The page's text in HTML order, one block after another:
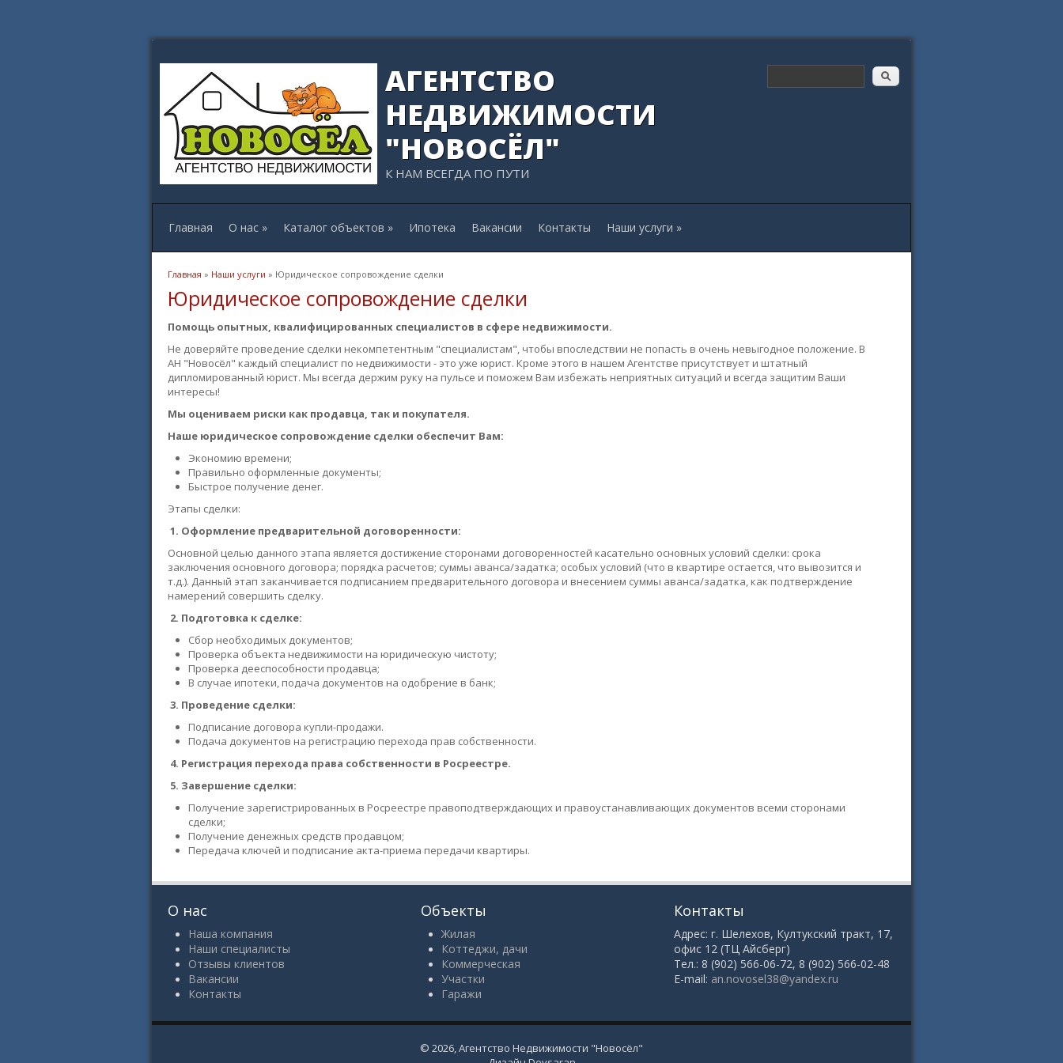
АГЕНТСТВО
НЕДВИЖИМОСТИ
"НОВОСЁЛ"
К НАМ ВСЕГДА ПО ПУТИ
Главная О нас » Каталог объектов » Ипотека Вакансии Контакты Наши услуги »
Вы здесь
Главная » Наши услуги » Юридическое сопровождение сделки
Юридическое сопровождение сделки
Помощь опытных, квалифицированных специалистов в сфере недвижимости.
Не доверяйте проведение сделки некомпетентным "специалистам", чтобы впоследствии не попасть в очень невыгодное положение. В
АН "Новосёл" каждый специалист по недвижимости - это уже юрист. Кроме этого в нашем Агентстве присутствует и штатный
дипломированный юрист. Мы всегда держим руку на пульсе и поможем Вам избежать неприятных ситуаций и всегда защитим Ваши
интересы!
Мы оцениваем риски как продавца, так и покупателя.
Наше юридическое сопровождение сделки обеспечит Вам:
Экономию времени;
Правильно оформленные документы;
Быстрое получение денег.
Этапы сделки:
1. Оформление предварительной договоренности:
Основной целью данного этапа является достижение сторонами договоренностей касательно основных условий сделки: срока
заключения основного договора; порядка расчетов; суммы аванса/задатка; особых условий (что в квартире остается, что вывозится и
т.д.). Данный этап заканчивается подписанием предварительного договора и внесением суммы аванса/задатка, как подтверждение
намерений совершить сделку.
2. Подготовка к сделке:
Сбор необходимых документов;
Проверка объекта недвижимости на юридическую чистоту;
Проверка дееспособности продавца;
В случае ипотеки, подача документов на одобрение в банк;
3. Проведение сделки:
Подписание договора купли-продажи.
Подача документов на регистрацию перехода прав собственности.
4. Регистрация перехода права собственности в Росреестре.
5. Завершение сделки:
Получение зарегистрированных в Росреестре правоподтверждающих и правоустанавливающих документов всеми сторонами
сделки;
Получение денежных средств продавцом;
Передача ключей и подписание акта-приема передачи квартиры.
О нас
Наша компания
Наши специалисты
Отзывы клиентов
Вакансии
Контакты
Объекты
Жилая
Коттеджи, дачи
Коммерческая
Участки
Гаражи
Контакты
Адрес: г. Шелехов, Култукский тракт, 17,
офис 12 (ТЦ Айсберг)
Тел.: 8 (902) 566-06-72, 8 (902) 566-02-48
E-mail: an.novosel38@yandex.ru
© 2026, Агентство Недвижимости "Новосёл"